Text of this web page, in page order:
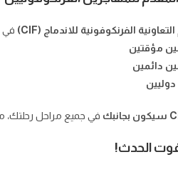
التعاونية الفرنكوفونية للاندماج (CIF)
في
مؤقتين
دائمين
دوليين
في جميع مراحل رحلتك،
الحدث!